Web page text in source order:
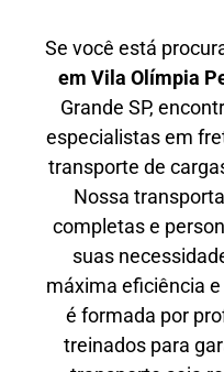
Se você está
em Vila Olímpia
Grande SP,
especialistas em
transporte de
Nossa
completas e
suas
máxima eficiência
é formada por
treinados para